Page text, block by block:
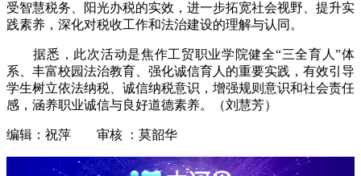
受智慧税务、阳光办税的实效，进一步拓宽社会视野、提升实
践素养，深化对税收工作和法治建设的理解与认同。
据悉，此次活动是焦作工贸职业学院健全“三全育人”体
系、丰富校园法治教育、强化诚信育人的重要实践，有效引导
学生树立依法纳税、诚信纳税意识，增强规则意识和社会责任
感，涵养职业诚信与良好道德素养。（刘慧芳）
编辑：祝萍 审核 ：莫韶华